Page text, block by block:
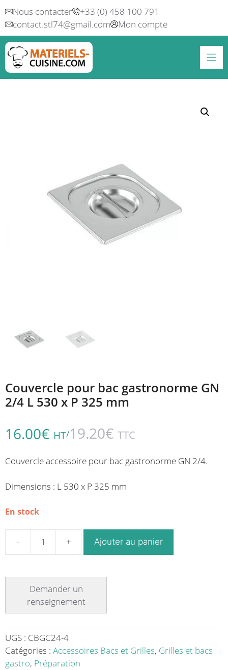
Aller
au
contenu
Nous contacter
+33 (0) 458 100 791
contact.stl74@gmail.com
Mon compte
Couvercle pour bac gastronorme GN
2/4 L 530 x P 325 mm
16.00€ HT/19.20€ TTC
Couvercle accessoire pour bac gastronorme GN 2/4.
Dimensions : L 530 x P 325 mm
En stock
quantité
pour
bac
gastronorme
L
Ajouter au panier
UGS : CBGC24-4
Catégories : Accessoires Bacs et Grilles, Grilles et bacs
gastro, Préparation